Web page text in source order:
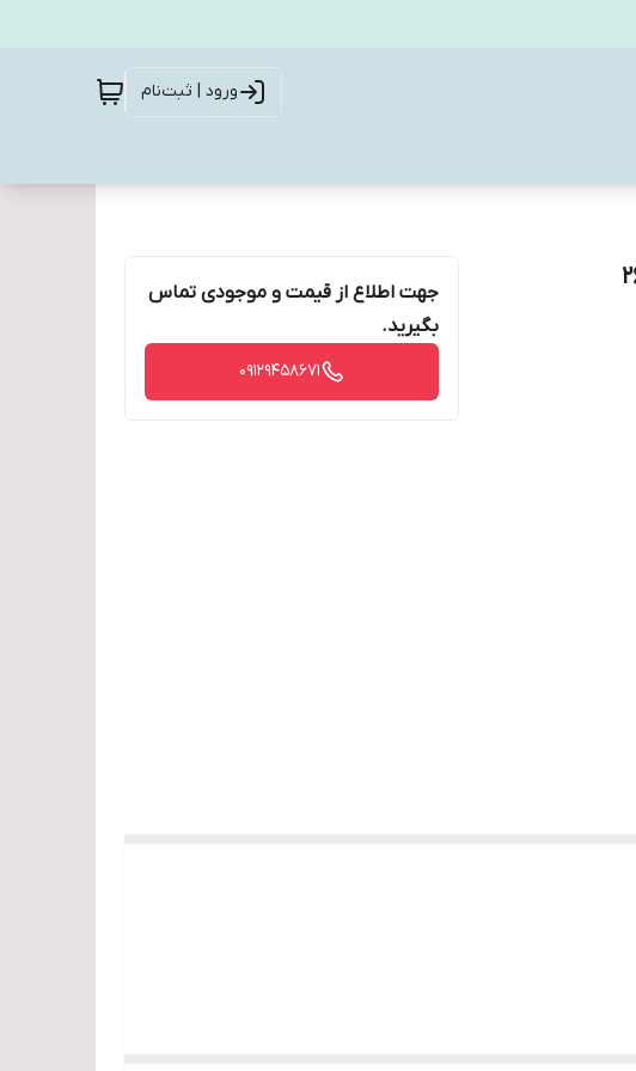
ورود | ثبت‌نام
جهت اطلاع از قیمت و موجودی تماس
بگیرید.
09129458671